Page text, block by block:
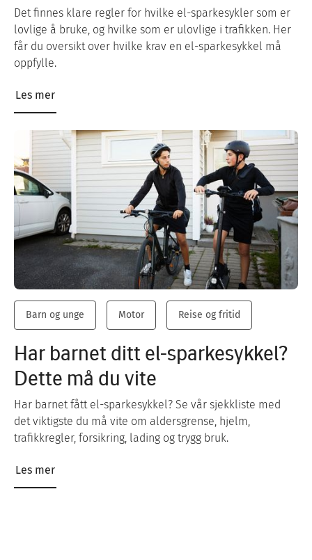
Det finnes klare regler for hvilke el-sparkesykler som er
lovlige å bruke, og hvilke som er ulovlige i trafikken. Her
får du oversikt over hvilke krav en el-sparkesykkel må
oppfylle.
Les mer
Barn og unge Motor Reise og fritid
Har barnet ditt el-sparkesykkel?
Dette må du vite
Har barnet fått el-sparkesykkel? Se vår sjekkliste med
det viktigste du må vite om aldersgrense, hjelm,
trafikkregler, forsikring, lading og trygg bruk.
Les mer